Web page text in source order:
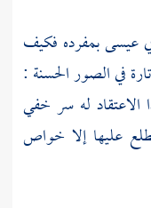
عيسى بمفرده فكيف
في الصور الحسنة :
الاعتقاد له سر خفي
عليها إلا خواص